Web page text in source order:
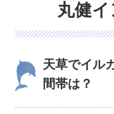
丸健
天草でイル
間帯は？